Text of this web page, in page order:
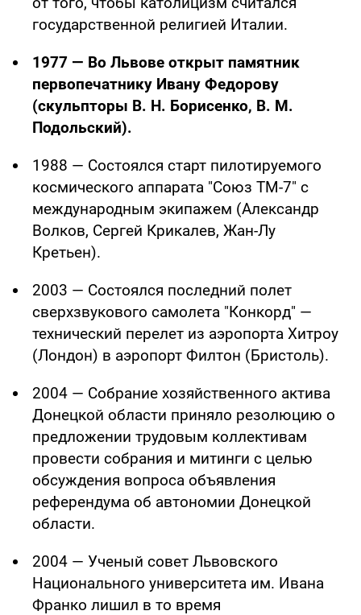
государственной религией Италии.
1977 — Во Львове открыт памятник
первопечатнику Ивану Федорову
(скульпторы В. Н. Борисенко, В. М.
Подольский).
1988 — Состоялся старт пилотируемого
космического аппарата "Союз ТМ-7" с
международным экипажем (Александр
Волков, Сергей Крикалев, Жан-Лу
Кретьен).
2003 — Состоялся последний полет
сверхзвукового самолета "Конкорд" —
технический перелет из аэропорта Хитроу
(Лондон) в аэропорт Филтон (Бристоль).
2004 — Собрание хозяйственного актива
Донецкой области приняло резолюцию о
предложении трудовым коллективам
провести собрания и митинги с целью
обсуждения вопроса объявления
референдума об автономии Донецкой
области.
2004 — Ученый совет Львовского
Национального университета им. Ивана
Франко лишил в то время